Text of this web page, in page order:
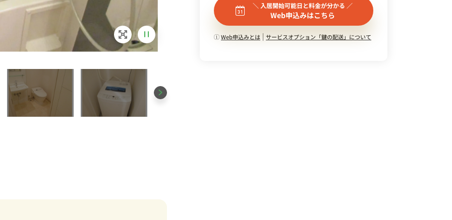
＼ 入居開始可能日と料金が分かる ／
Web申込みはこちら
Web申込みとは サービスオプション「鍵の配送」について